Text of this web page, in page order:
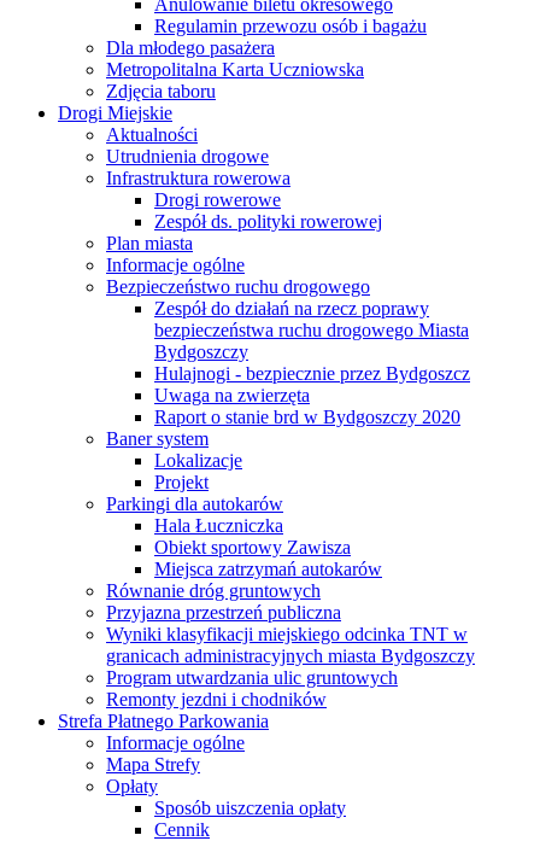
Regulamin przewozu osób i bagażu
Dla młodego pasażera
Metropolitalna Karta Uczniowska
Zdjęcia taboru
Drogi Miejskie
Aktualności
Utrudnienia drogowe
Infrastruktura rowerowa
Drogi rowerowe
Zespół ds. polityki rowerowej
Plan miasta
Informacje ogólne
Bezpieczeństwo ruchu drogowego
Zespół do działań na rzecz poprawy
bezpieczeństwa ruchu drogowego Miasta
Bydgoszczy
Hulajnogi - bezpiecznie przez Bydgoszcz
Uwaga na zwierzęta
Raport o stanie brd w Bydgoszczy 2020
Baner system
Lokalizacje
Projekt
Parkingi dla autokarów
Hala Łuczniczka
Obiekt sportowy Zawisza
Miejsca zatrzymań autokarów
Równanie dróg gruntowych
Przyjazna przestrzeń publiczna
Wyniki klasyfikacji miejskiego odcinka TNT w
granicach administracyjnych miasta Bydgoszczy
Program utwardzania ulic gruntowych
Remonty jezdni i chodników
Strefa Płatnego Parkowania
Informacje ogólne
Mapa Strefy
Opłaty
Sposób uiszczenia opłaty
Cennik